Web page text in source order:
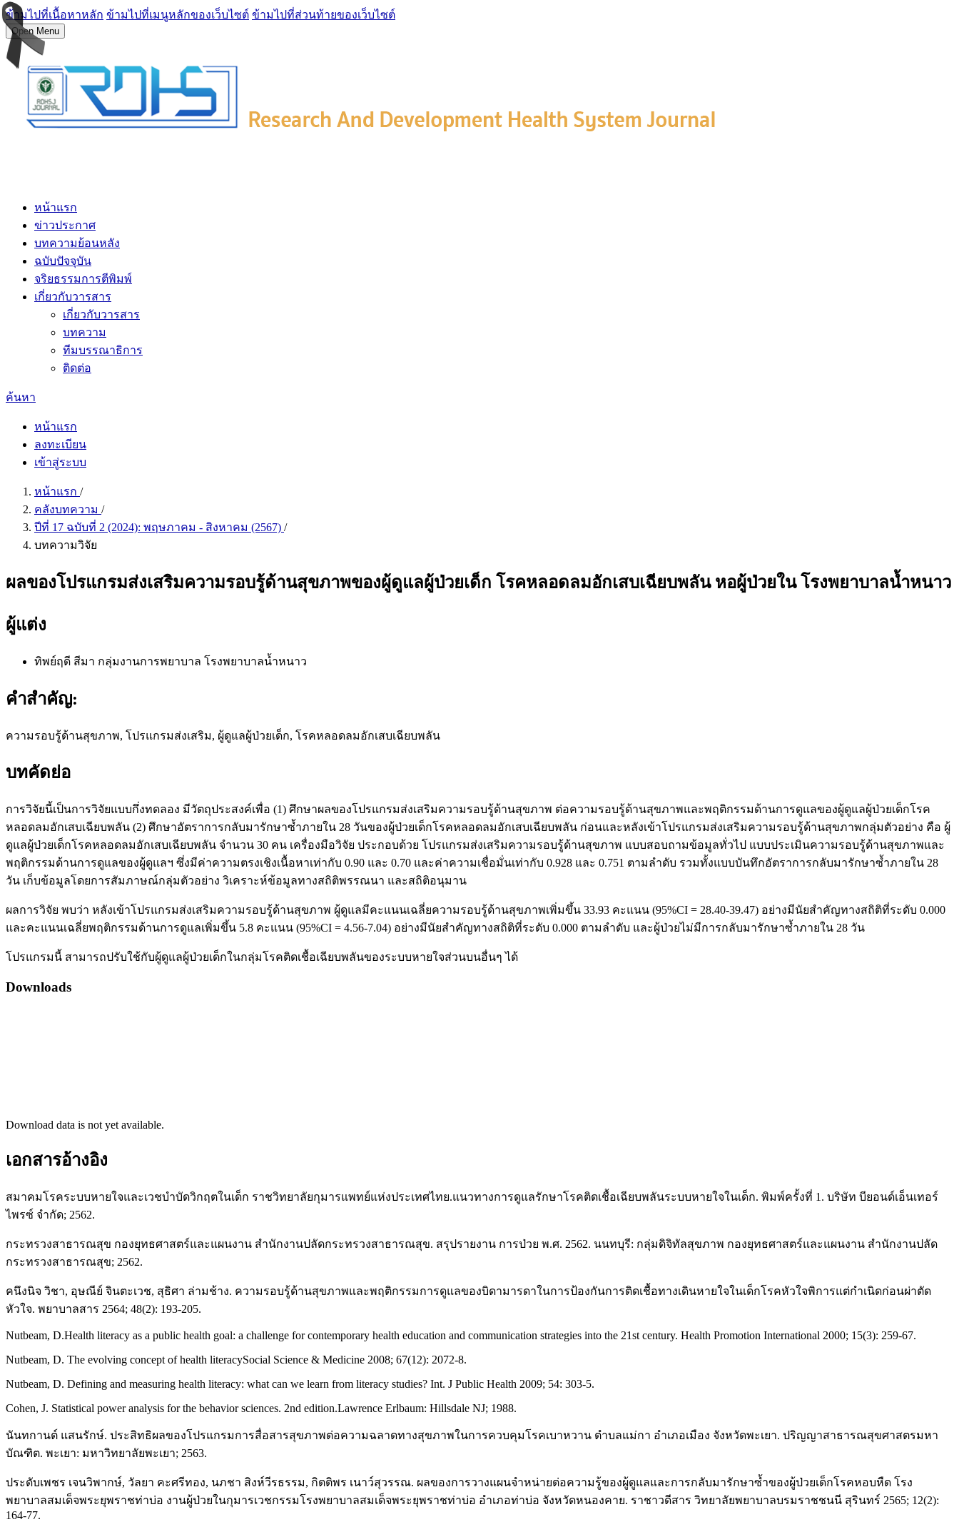
ข้ามไปที่เนื้อหาหลัก ข้ามไปที่เมนูหลักของเว็บไซต์ ข้ามไปที่ส่วนท้ายของเว็บไซต์
Open Menu
หน้าแรก
ข่าวประกาศ
บทความย้อนหลัง
ฉบับปัจจุบัน
จริยธรรมการตีพิมพ์
เกี่ยวกับวารสาร
เกี่ยวกับวารสาร
บทความ
ทีมบรรณาธิการ
ติดต่อ
ค้นหา
หน้าแรก
ลงทะเบียน
เข้าสู่ระบบ
หน้าแรก /
คลังบทความ /
ปีที่ 17 ฉบับที่ 2 (2024): พฤษภาคม - สิงหาคม (2567) /
บทความวิจัย
ผลของโปรแกรมส่งเสริมความรอบรู้ด้านสุขภาพของผู้ดูแลผู้ป่วยเด็ก โรคหลอดลมอักเสบเฉียบพลัน หอผู้ป่วยใน โรงพยาบาลน้ำหนาว
ผู้แต่ง
ทิพย์ฤดี สีมา กลุ่มงานการพยาบาล โรงพยาบาลน้ำหนาว
คำสำคัญ:
ความรอบรู้ด้านสุขภาพ, โปรแกรมส่งเสริม, ผู้ดูแลผู้ป่วยเด็ก, โรคหลอดลมอักเสบเฉียบพลัน
บทคัดย่อ
การวิจัยนี้เป็นการวิจัยแบบกึ่งทดลอง มีวัตถุประสงค์เพื่อ (1) ศึกษาผลของโปรแกรมส่งเสริมความรอบรู้ด้านสุขภาพ ต่อความรอบรู้ด้านสุขภาพและพฤติกรรมด้านการดูแลของผู้ดูแลผู้ป่วยเด็กโรค
หลอดลมอักเสบเฉียบพลัน (2) ศึกษาอัตราการกลับมารักษาซ้ำภายใน 28 วันของผู้ป่วยเด็กโรคหลอดลมอักเสบเฉียบพลัน ก่อนและหลังเข้าโปรแกรมส่งเสริมความรอบรู้ด้านสุขภาพกลุ่มตัวอย่าง คือ ผู้
ดูแลผู้ป่วยเด็กโรคหลอดลมอักเสบเฉียบพลัน จำนวน 30 คน เครื่องมือวิจัย ประกอบด้วย โปรแกรมส่งเสริมความรอบรู้ด้านสุขภาพ แบบสอบถามข้อมูลทั่วไป แบบประเมินความรอบรู้ด้านสุขภาพและ
พฤติกรรมด้านการดูแลของผู้ดูแลฯ ซึ่งมีค่าความตรงเชิงเนื้อหาเท่ากับ 0.90 และ 0.70 และค่าความเชื่อมั่นเท่ากับ 0.928 และ 0.751 ตามลำดับ รวมทั้งแบบบันทึกอัตราการกลับมารักษาซ้ำภายใน 28
วัน เก็บข้อมูลโดยการสัมภาษณ์กลุ่มตัวอย่าง วิเคราะห์ข้อมูลทางสถิติพรรณนา และสถิติอนุมาน
ผลการวิจัย พบว่า หลังเข้าโปรแกรมส่งเสริมความรอบรู้ด้านสุขภาพ ผู้ดูแลมีคะแนนเฉลี่ยความรอบรู้ด้านสุขภาพเพิ่มขึ้น 33.93 คะแนน (95%CI = 28.40-39.47) อย่างมีนัยสำคัญทางสถิติที่ระดับ 0.000
และคะแนนเฉลี่ยพฤติกรรมด้านการดูแลเพิ่มขึ้น 5.8 คะแนน (95%CI = 4.56-7.04) อย่างมีนัยสำคัญทางสถิติที่ระดับ 0.000 ตามลำดับ และผู้ป่วยไม่มีการกลับมารักษาซ้ำภายใน 28 วัน
โปรแกรมนี้ สามารถปรับใช้กับผู้ดูแลผู้ป่วยเด็กในกลุ่มโรคติดเชื้อเฉียบพลันของระบบหายใจส่วนบนอื่นๆ ได้
Downloads
Download data is not yet available.
เอกสารอ้างอิง
สมาคมโรคระบบหายใจและเวชบำบัดวิกฤตในเด็ก ราชวิทยาลัยกุมารแพทย์แห่งประเทศไทย.แนวทางการดูแลรักษาโรคติดเชื้อเฉียบพลันระบบหายใจในเด็ก. พิมพ์ครั้งที่ 1. บริษัท บียอนด์เอ็นเทอร์
ไพรซ์ จำกัด; 2562.
กระทรวงสาธารณสุข กองยุทธศาสตร์และแผนงาน สำนักงานปลัดกระทรวงสาธารณสุข. สรุปรายงาน การป่วย พ.ศ. 2562. นนทบุรี: กลุ่มดิจิทัลสุขภาพ กองยุทธศาสตร์และแผนงาน สำนักงานปลัด
กระทรวงสาธารณสุข; 2562.
คนึงนิจ วิชา, อุษณีย์ จินตะเวช, สุธิศา ล่ามช้าง. ความรอบรู้ด้านสุขภาพและพฤติกรรมการดูแลของบิดามารดาในการป้องกันการติดเชื้อทางเดินหายใจในเด็กโรคหัวใจพิการแต่กำเนิดก่อนผ่าตัด
หัวใจ. พยาบาลสาร 2564; 48(2): 193-205.
Nutbeam, D.Health literacy as a public health goal: a challenge for contemporary health education and communication strategies into the 21st century. Health Promotion International 2000; 15(3): 259-67.
Nutbeam, D. The evolving concept of health literacySocial Science & Medicine 2008; 67(12): 2072-8.
Nutbeam, D. Defining and measuring health literacy: what can we learn from literacy studies? Int. J Public Health 2009; 54: 303-5.
Cohen, J. Statistical power analysis for the behavior sciences. 2nd edition.Lawrence Erlbaum: Hillsdale NJ; 1988.
นันทกานต์ แสนรักษ์. ประสิทธิผลของโปรแกรมการสื่อสารสุขภาพต่อความฉลาดทางสุขภาพในการควบคุมโรคเบาหวาน ตำบลแม่กา อำเภอเมือง จังหวัดพะเยา. ปริญญาสาธารณสุขศาสตรมหา
บัณฑิต. พะเยา: มหาวิทยาลัยพะเยา; 2563.
ประดับเพชร เจนวิพากษ์, วัลยา คะศรีทอง, นภชา สิงห์วีรธรรม, กิตติพร เนาว์สุวรรณ. ผลของการวางแผนจำหน่ายต่อความรู้ของผู้ดูแลและการกลับมารักษาซ้ำของผู้ป่วยเด็กโรคหอบหืด โรง
พยาบาลสมเด็จพระยุพราชท่าบ่อ งานผู้ป่วยในกุมารเวชกรรมโรงพยาบาลสมเด็จพระยุพราชท่าบ่อ อำเภอท่าบ่อ จังหวัดหนองคาย. ราชาวดีสาร วิทยาลัยพยาบาลบรมราชชนนี สุรินทร์ 2565; 12(2):
164-77.